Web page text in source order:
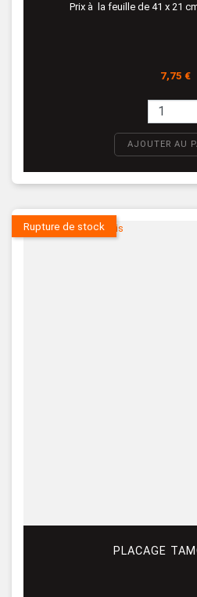
Prix à la feuille de 41 x 21
Prix
7,75 €
AJOUTER AU
PLACAGE
Rupture de stock